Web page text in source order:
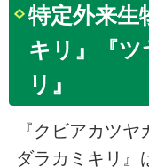
特定外来生
キリ』『
リ』
『クビアカツ
ダラカミキリ』